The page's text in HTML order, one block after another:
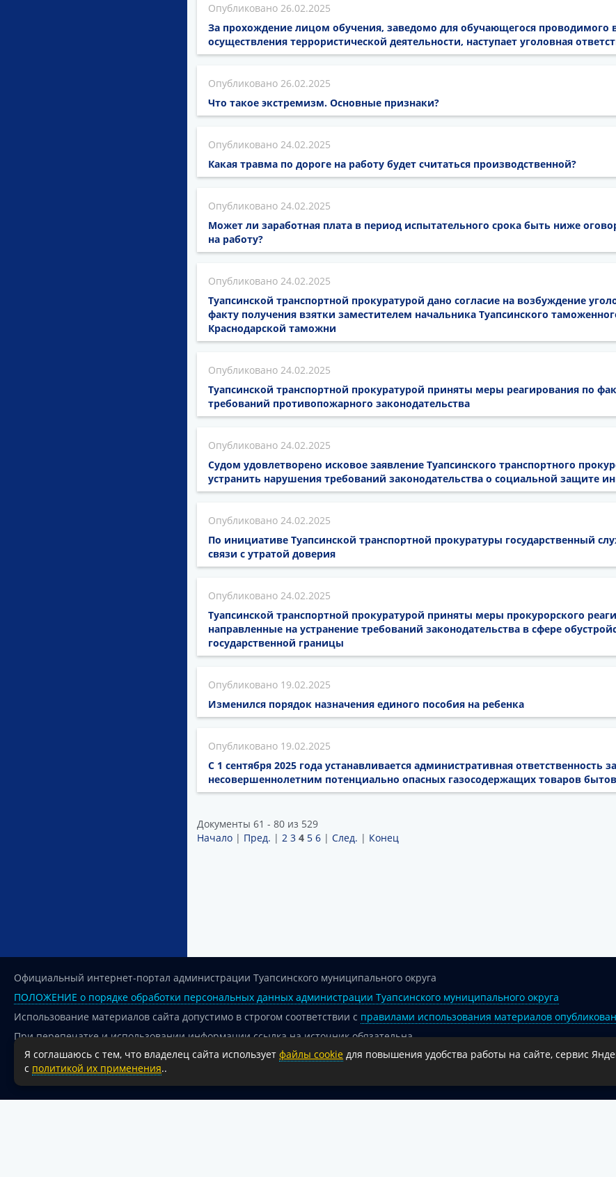
26.02.2025
За прохождение лицом обучения, заведомо для обучающегося проводимого
осуществления террористической деятельности, наступает уголовная
26.02.2025
Что такое экстремизм. Основные признаки?
24.02.2025
Какая травма по дороге на работу будет считаться производственной?
24.02.2025
Может ли заработная плата в период испытательного срока быть ниже
на работу?
24.02.2025
Туапсинской транспортной прокуратурой дано согласие на возбуждение
факту получения взятки заместителем начальника Туапсинского
Краснодарской таможни
24.02.2025
Туапсинской транспортной прокуратурой приняты меры реагирования по
требований противопожарного законодательства
24.02.2025
Судом удовлетворено исковое заявление Туапсинского транспортного
устранить нарушения требований законодательства о социальной защите
24.02.2025
По инициативе Туапсинской транспортной прокуратуры государственный
связи с утратой доверия
24.02.2025
Туапсинской транспортной прокуратурой приняты меры прокурорского
направленные на устранение требований законодательства в сфере
государственной границы
19.02.2025
Изменился порядок назначения единого пособия на ребенка
19.02.2025
С 1 сентября 2025 года устанавливается административная ответственность
несовершеннолетним потенциально опасных газосодержащих товаров
Документы 61 - 80 из 529
Начало| Пред. | 2 3 4 5 6| След. | Конец
Официальный интернет-портал администрации Туапсинского муниципального округа
ПОЛОЖЕНИЕ о порядке обработки персональных данных администрации Туапсинского муниципального округа
Использование материалов сайта допустимо в строгом соответствии с правилами использования материалов
При перепечатке и использовании информации ссылка на источник обязательна.
Для сайтов и страниц сети Интернет обязательна активная гиперссылка на официальный интернет-портал
18+
Я соглашаюсь с тем, что владелец сайта использует файлы cookie для повышения удобства работы на сайте, сервис
с политикой их применения..